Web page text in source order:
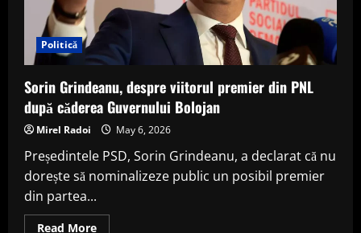
cucerit
Cupa
Campionilor
Europeni
Politică
Sorin Grindeanu, despre viitorul premier din PNL
după căderea Guvernului Bolojan
Mirel Radoi May 6, 2026
Președintele PSD, Sorin Grindeanu, a declarat că nu
dorește să nominalizeze public un posibil premier
din partea...
Read MoreRead